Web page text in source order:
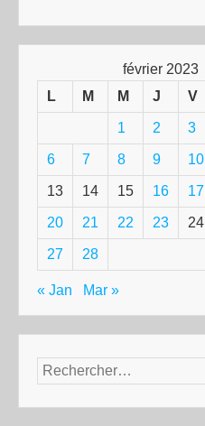
février 2023
L
M M J V
1 2 3
6 7 8 9 10
13 14 15 16 17
20 21 22 23 24
27 28
« Jan Mar »
Rechercher :